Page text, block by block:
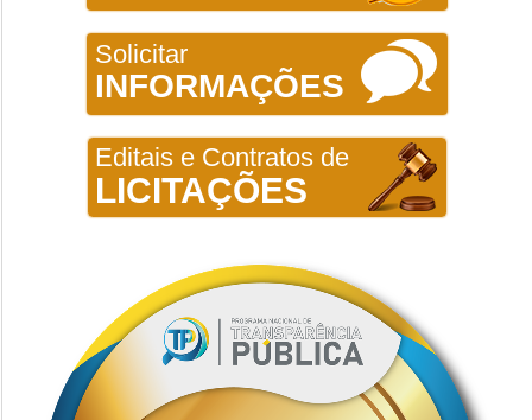
Solicitar
INFORMAÇÕES
Editais e Contratos de
LICITAÇÕES